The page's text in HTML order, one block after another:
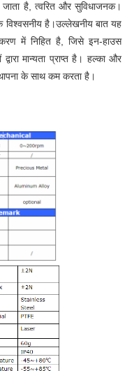
जाता है, त्वरित और सुविधाजनक।
विश्वसनीय है।उल्लेखनीय बात यह
में निहित है, जिसे इन-हाउस
द्वारा मान्यता प्राप्त है। हल्का और
के साथ कम करता है।